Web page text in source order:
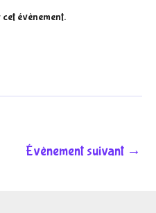
évènement.
Évènement suivant →